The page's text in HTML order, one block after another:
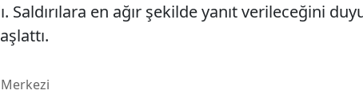
Saldırılara en ağır şekilde yanıt verileceğini